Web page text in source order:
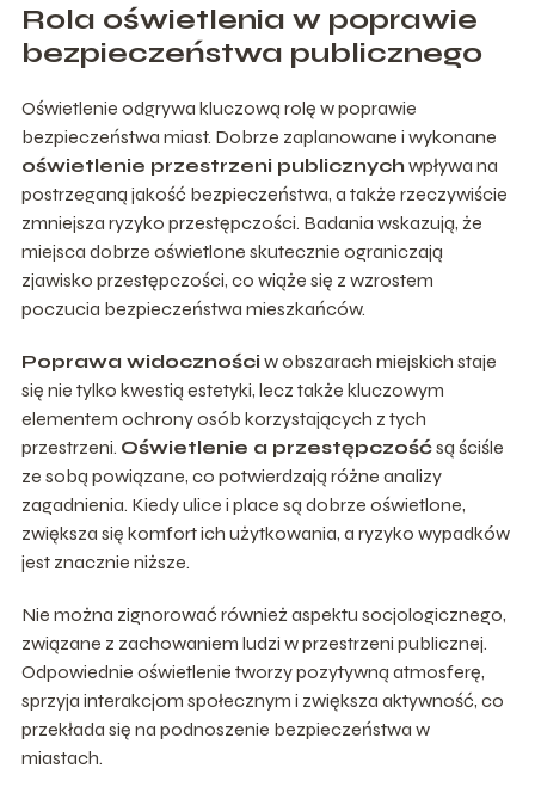
Rola oświetlenia w poprawie
bezpieczeństwa publicznego
Oświetlenie odgrywa kluczową rolę w poprawie
bezpieczeństwa miast. Dobrze zaplanowane i wykonane
oświetlenie przestrzeni publicznych wpływa na
postrzeganą jakość bezpieczeństwa, a także rzeczywiście
zmniejsza ryzyko przestępczości. Badania wskazują, że
miejsca dobrze oświetlone skutecznie ograniczają
zjawisko przestępczości, co wiąże się z wzrostem
poczucia bezpieczeństwa mieszkańców.
Poprawa widoczności w obszarach miejskich staje
się nie tylko kwestią estetyki, lecz także kluczowym
elementem ochrony osób korzystających z tych
przestrzeni. Oświetlenie a przestępczośćsą ściśle
ze sobą powiązane, co potwierdzają różne analizy
zagadnienia. Kiedy ulice i place są dobrze oświetlone,
zwiększa się komfort ich użytkowania, a ryzyko wypadków
jest znacznie niższe.
Nie można zignorować również aspektu socjologicznego,
związane z zachowaniem ludzi w przestrzeni publicznej.
Odpowiednie oświetlenie tworzy pozytywną atmosferę,
sprzyja interakcjom społecznym i zwiększa aktywność, co
przekłada się na podnoszenie bezpieczeństwa w
miastach.